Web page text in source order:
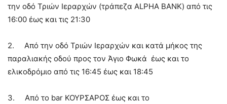
την οδό Τριών Ιεραρχών (τράπεζα ALPHA BANK) από τις
16:00 έως και τις 21:30
2. Από την οδό Τριών Ιεραρχών και κατά μήκος της
παραλιακής οδού προς τον Άγιο Φωκά έως και το
ελικοδρόμιο από τις 16:45 έως και 18:45
3. Από το bar ΚΟΥΡΣΑΡΟΣ έως και το